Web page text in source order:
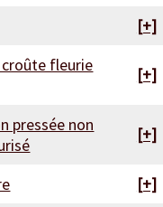
[+]
fleurie
[+]
pressée non
[+]
[+]